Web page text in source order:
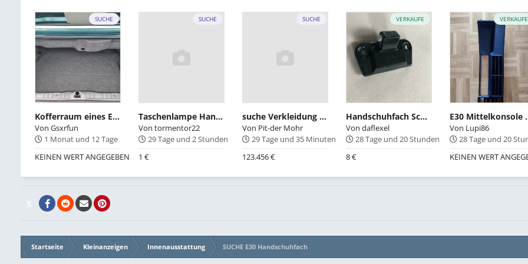
SUCHE
Kofferraum eines E30-Cabrios-OE 51471932815
VonGsxrfun
1 Monat und 12 Tage
KEINEN WERT ANGEGEBEN
SUCHE
Taschenlampe Handschuhfach
Vontormentor22
29 Tage und 2 Stunden
1 €
SUCHE
suche Verkleidung unten links ohne LWR
Von Pit-der Mohr
29 Tage und 35 Minuten
123.456 €
VERKAUFE
Handschuhfach Schlossfalle oben für BMW E23 E30 E34 E36 Z1 Z3
Vondaflexel
28 Tage und 20 Stunden
8 €
VERKAUFE
E30
Von Lupi86
28 Tage und 20
KEINEN WERT
Startseite Kleinanzeigen Innenausstattung SUCHE E30 Handschuhfach